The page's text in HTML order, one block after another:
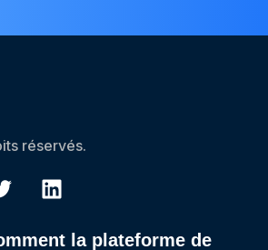
réservés.
la plateforme de